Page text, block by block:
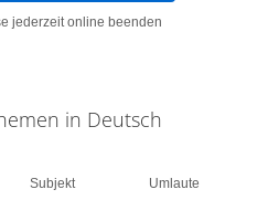
jederzeit online beenden
in Deutsch
Subjekt
Umlaute